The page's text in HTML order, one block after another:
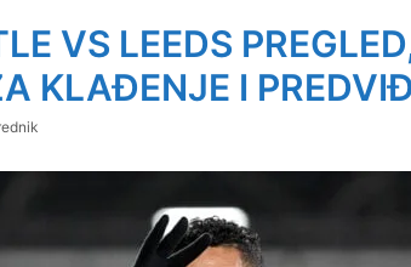
VS LEEDS
KLAĐENJE I